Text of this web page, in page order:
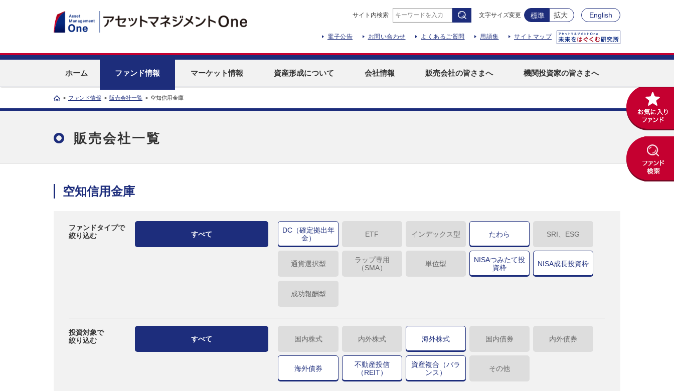
サイト内検索 文字サイズ変更 標準 拡大 English
電子公告 お問い合わせ よくあるご質問 用語集 サイトマップ
ホーム ファンド情報 マーケット情報 資産形成について 会社情報 販売会社の皆さまへ 機関投資家の皆さまへ
> ファンド情報 > 販売会社一覧 > 空知信用金庫
販売会社一覧
空知信用金庫
ファンドタイプで
絞り込む
すべて
DC（確定拠出年
金）
ETF インデックス型 たわら SRI、ESG
通貨選択型
ラップ専用
（SMA）
単位型
NISAつみたて投
資枠
NISA成長投資枠
成功報酬型
投資対象で
絞り込む
すべて 国内株式 内外株式 海外株式 国内債券 内外債券
海外債券
不動産投信
（REIT）
資産複合（バラ
ンス）
その他